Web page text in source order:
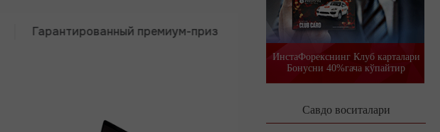
Гарантированный премиум-приз Депозит от $333 30 дней
ИнстаФорекснинг Клуб карталари
Бонусни 40%гача кўпайтир
Савдо воситалари